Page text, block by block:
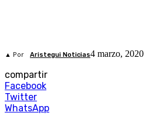
▲ Por Aristegui Noticias4 marzo, 2020
compartir
Facebook
Twitter
WhatsApp